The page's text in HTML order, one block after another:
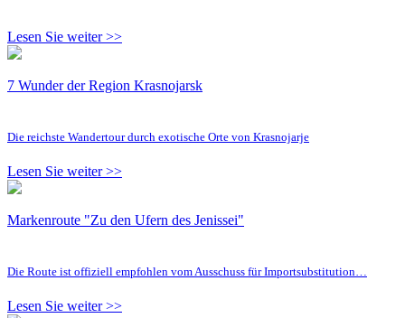
Lesen Sie weiter >>
7 Wunder der Region Krasnojarsk
Die reichste Wandertour durch exotische Orte von Krasnojarje
Lesen Sie weiter >>
Markenroute "Zu den Ufern des Jenissei"
Die Route ist offiziell empfohlen vom Ausschuss für Importsubstitution…
Lesen Sie weiter >>